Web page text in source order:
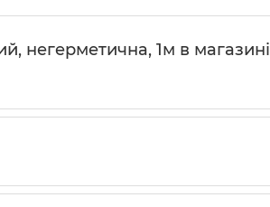
негерметична, 1м в магазині